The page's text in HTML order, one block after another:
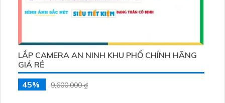
LẮP CAMERA AN NINH KHU PHỐ CHÍNH HÃNG
GIÁ RẺ
45%
9,600,000 ₫